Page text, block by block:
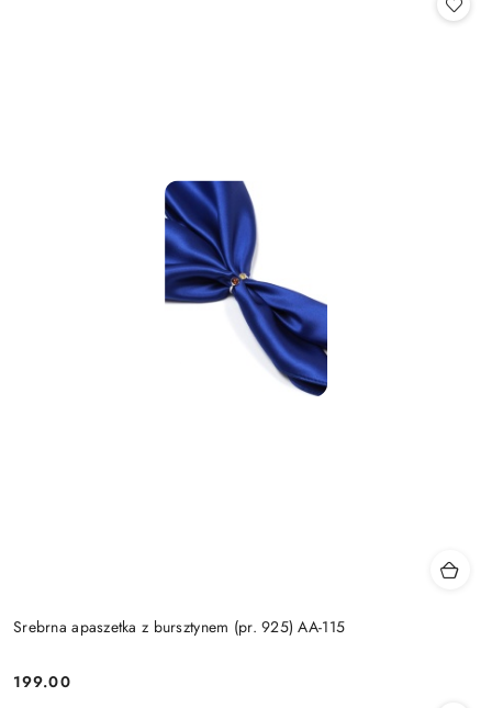
Srebrna apaszetka z bursztynem (pr. 925) AA-115
Cena:
199.00